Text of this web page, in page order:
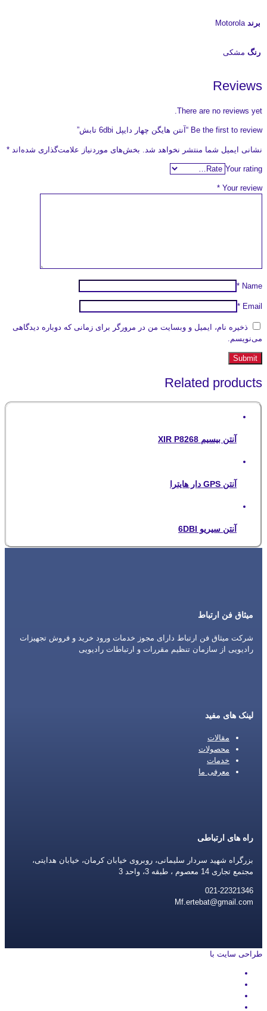
برند Motorola
رنگ مشکی
Reviews
There are no reviews yet.
Be the first to review “آنتن هایگن چهار دایپل 6dbi تابش”
نشانی ایمیل شما منتشر نخواهد شد. بخش‌های موردنیاز علامت‌گذاری شده‌اند *
Your rating
Your review
*
Name
*
Email
*
ذخیره نام، ایمیل و وبسایت من در مرورگر برای زمانی که دوباره دیدگاهی
می‌نویسم.
Related products
آنتن بیسیم XIR P8268
آنتن GPS دار هایترا
آنتن سیریو 6DBI
میثاق فن ارتباط
شرکت میثاق فن ارتباط دارای مجوز خدمات ورود خرید و فروش تجهیزات
رادیویی از سازمان تنظیم مقررات و ارتباطات رادیویی
لینک های مفید
مقالات
محصولات
خدمات
معرفی ما
راه های ارتباطی
بزرگراه شهید سردار سلیمانی، روبروی خیابان کرمان، خیابان هدایتی،
مجتمع تجاری 14 معصوم ، طبقه 3، واحد 3
021-22321346
Mf.ertebat@gmail.com
طراحی سایت با